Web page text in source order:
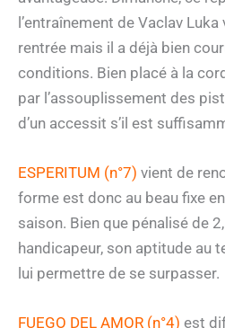
l’entraînement de Vaclav
rentrée mais il a déjà bien
conditions. Bien placé à la
par l’assouplissement des
d’un accessit s’il est
ESPERITUM (n°7) vient de
forme est donc au beau fixe
saison. Bien que pénalisé de
handicapeur, son aptitude au
lui permettre de se surpasser.
FUEGO DEL AMOR (n°4) est